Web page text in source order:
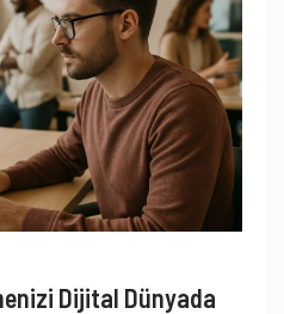
Dijital Dünyada